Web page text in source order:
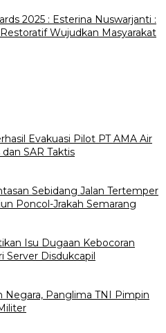
2025 : Esterina Nuswarjanti :
Wujudkan Masyarakat
Evakuasi Pilot PT AMA Air
SAR Taktis
Sebidang Jalan Tertemper
Poncol-Jrakah Semarang
Isu Dugaan Kebocoran
Server Disdukcapil
Panglima TNI Pimpin